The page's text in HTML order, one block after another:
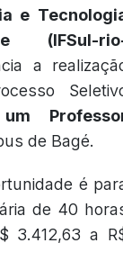
e
(IFSul-
a
um
de Bagé.
é
de 40
3.412,63 a